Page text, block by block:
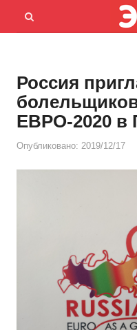
Menu
Открыть
Россия
ЕВРО-2020 в
Опубликовано: 2019/12/17